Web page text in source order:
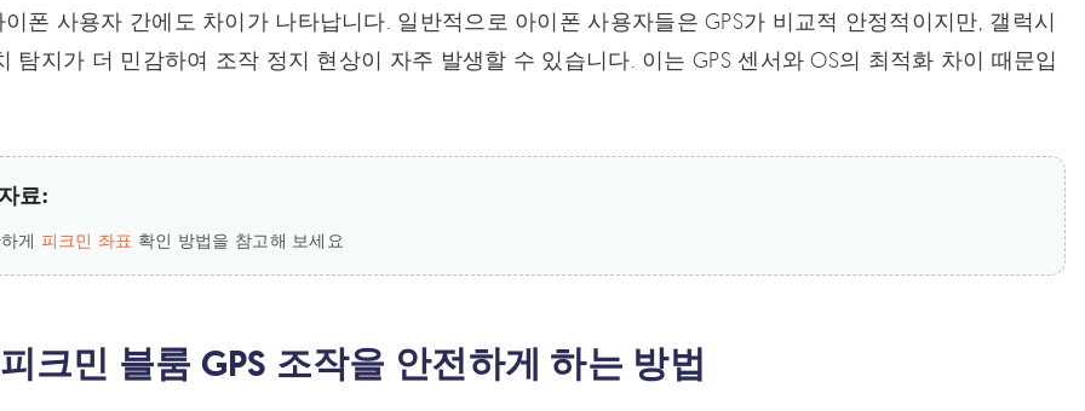
폰 사용자 간에도 차이가 나타납니다. 일반적으로 아이폰 사용자들은 GPS가 비교적 안정적이지만, 갤럭시
탐지가 더 민감하여 조작 정지 현상이 자주 발생할 수 있습니다. 이는 GPS 센서와 OS의 최적화 차이 때문입
료:
게 피크민 좌표 확인 방법을 참고해 보세요
크민 블룸 GPS 조작을 안전하게 하는 방법